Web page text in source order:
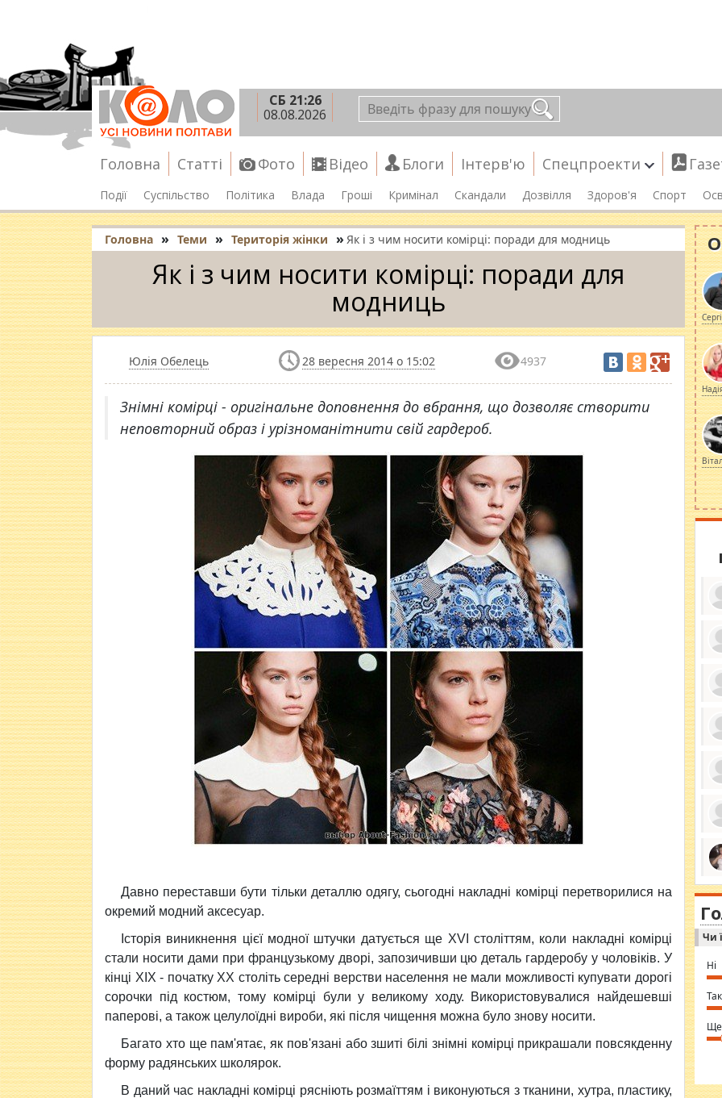
СБ 21:26
08.08.2026
Головна Статті Фото Відео Блоги Інтерв'ю Спецпроекти
Події Суспільство Політика Влада Гроші Кримінал Скандали Дозвілля Здоров'я Спорт
Головна » Теми » Територія жінки » Як і з чим носити комірці: поради для модниць
Як і з чим носити комірці: поради для
модниць
Юлія Обелець 28 вересня 2014 о 15:02 4937
Знімні комірці - оригінальне доповнення до вбрання, що дозволяє створити
неповторний образ і урізноманітнити свій гардероб.
Давно переставши бути тільки деталлю одягу, сьогодні накладні комірці перетворилися на
окремий модний аксесуар.
Історія виникнення цієї модної штучки датується ще XVI століттям, коли накладні комірці
стали носити дами при французькому дворі, запозичивши цю деталь гардеробу у чоловіків. У
кінці XIX - початку XX століть середні верстви населення не мали можливості купувати дорогі
сорочки під костюм, тому комірці були у великому ходу. Використовувалися найдешевші
паперові, а також целулоїдні вироби, які після чищення можна було знову носити.
Багато хто ще пам'ятає, як пов'язані або зшиті білі знімні комірці прикрашали повсякденну
форму радянських школярок.
В даний час накладні комірці рясніють розмаїттям і виконуються з тканини, хутра, пластику,
за
ми
in
⇒
Чи
Ні
Так
Ще